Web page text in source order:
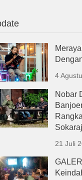
4
Nobar
21 Juli